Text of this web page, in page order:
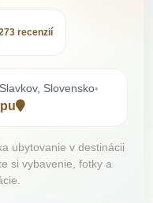
recenzií
Slovensko•
ubytovanie v destinácii
si vybavenie, fotky a